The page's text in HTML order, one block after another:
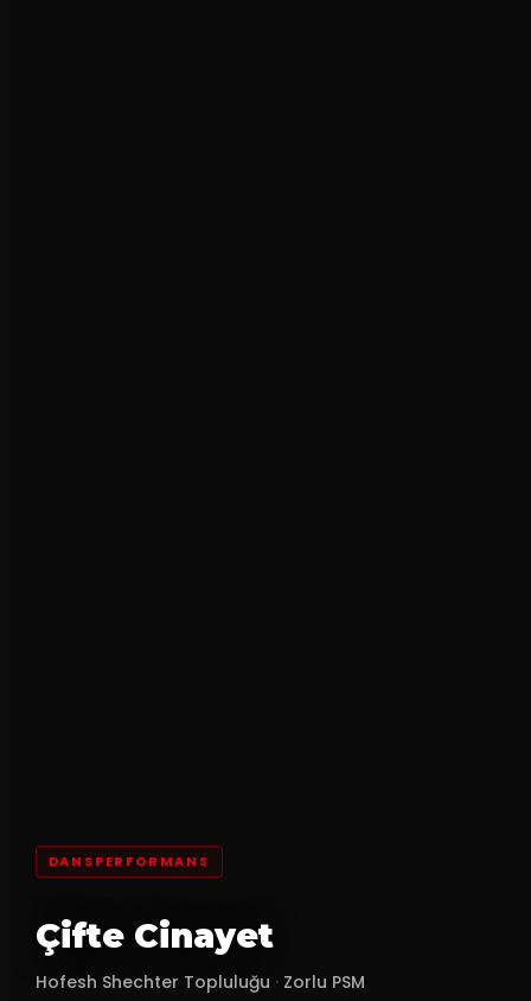
DANSPERFORMANS
Çifte Cinayet
Hofesh Shechter Topluluğu · Zorlu PSM